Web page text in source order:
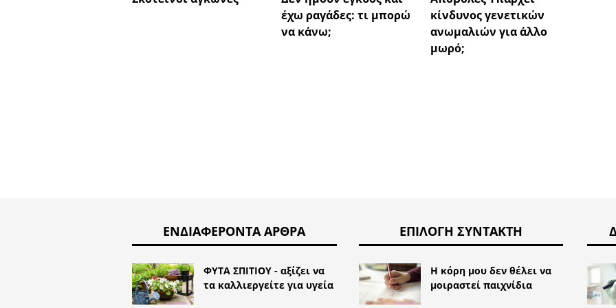
έχω ραγάδες: τι μπορώ
να κάνω;
κίνδυνος γενετικών
ανωμαλιών για άλλο
μωρό;
ΕΝΔΙΑΦΈΡΟΝΤΑ ΆΡΘΡΑ
ΦΥΤΑ ΣΠΙΤΙΟΥ - αξίζει να
τα καλλιεργείτε για υγεία
ΕΠΙΛΟΓΉ ΣΥΝΤΆΚΤΗ
Η κόρη μου δεν θέλει να
μοιραστεί παιχνίδια